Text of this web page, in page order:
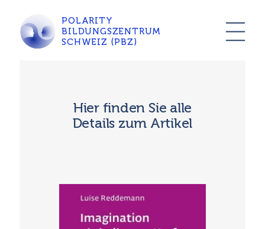
POLARITY
BILDUNGSZENTRUM
SCHWEIZ (PBZ)
Hier finden Sie alle
Details zum Artikel